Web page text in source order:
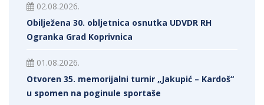
02.08.2026.
Obilježena 30. obljetnica osnutka UDVDR RH
Ogranka Grad Koprivnica
01.08.2026.
Otvoren 35. memorijalni turnir „Jakupić – Kardoš“
u spomen na poginule sportaše